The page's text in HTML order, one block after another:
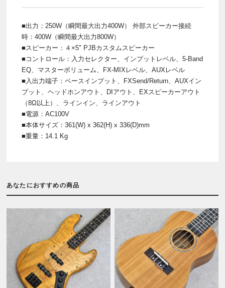
■出力：250W（瞬間最大出力400W） 外部スピーカー接続
時：400W（瞬間最大出力800W）
■スピーカー：４×5" PJBカスタムスピーカー
■コントロール：入力セレクター、インプットレベル、5-Band
EQ、マスターボリューム、FX-MIXレベル、AUXレベル
■入出力端子：ベースインプット、FXSend/Return、AUXイン
プット、ヘッドホンアウト、DIアウト、EXスピーカーアウト
（8Ω以上）、ラインイン、ラインアウト
■電源：AC100V
■本体サイズ：361(W) x 362(H) x 336(D)mm
■重量：14.1 Kg
あなたにおすすめの商品